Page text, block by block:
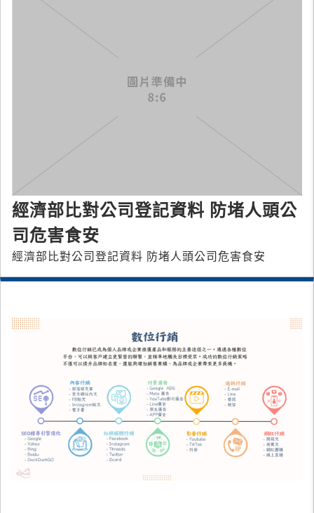
經濟部比對公司登記資料 防堵人頭公
司危害食安
經濟部比對公司登記資料 防堵人頭公司危害食安